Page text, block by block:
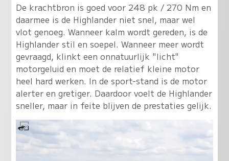
De krachtbron is goed voor 248 pk / 270 Nm en
daarmee is de Highlander niet snel, maar wel
vlot genoeg. Wanneer kalm wordt gereden, is de
Highlander stil en soepel. Wanneer meer wordt
gevraagd, klinkt een onnatuurlijk "licht"
motorgeluid en moet de relatief kleine motor
heel hard werken. In de sport-stand is de motor
alerter en gretiger. Daardoor voelt de Highlander
sneller, maar in feite blijven de prestaties gelijk.